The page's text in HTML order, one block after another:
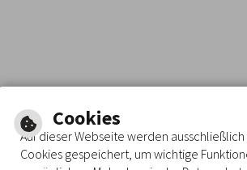
Cookies
Auf dieser Webseite werden
Cookies gespeichert, um wichtige